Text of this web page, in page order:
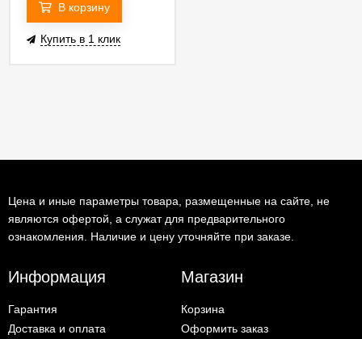
В корзину
Купить в 1 клик
Цена и иные параметры товара, размещенные на сайте, не
являются офертой, а служат для предварительного
ознакомления. Наличие и цену уточняйте при заказе.
Информация
Гарантия
Доставка и оплата
Магазин
Корзина
Оформить заказ